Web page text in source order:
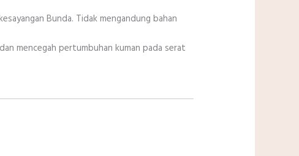
Bunda. Tidak mengandung bahan
mencegah pertumbuhan kuman pada serat